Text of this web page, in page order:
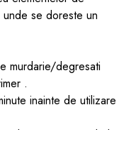
se doreste un
murdarie/degresati
.
inainte de utilizare
aplicati vopseaua de la